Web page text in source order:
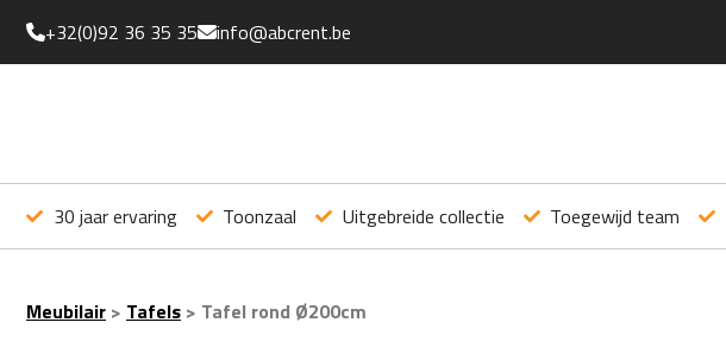
+32(0)92 36 35 35 info@abcrent.be
30 jaar ervaring Toonzaal Uitgebreide collectie Toegewijd team
Meubilair > Tafels > Tafel rond Ø200cm